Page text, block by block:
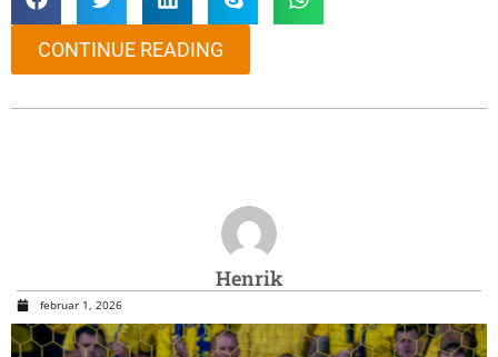
CONTINUE READING
Henrik
februar 1, 2026